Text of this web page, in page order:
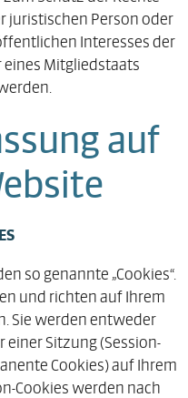
juristischen Person oder
Interesses der
Mitgliedstaats
auf
so genannte „Cookies“.
und richten auf Ihrem
Sie werden entweder
Sitzung (Session-
Cookies) auf Ihrem
Cookies werden nach